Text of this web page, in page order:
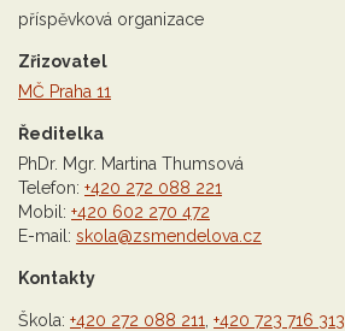
příspěvková organizace
Zřizovatel
MČ Praha 11
Ředitelka
PhDr. Mgr. Martina Thumsová
Telefon: +420 272 088 221
Mobil: +420 602 270 472
E-mail: skola@zsmendelova.cz
Kontakty
Škola: +420 272 088 211 +420 723 716 313